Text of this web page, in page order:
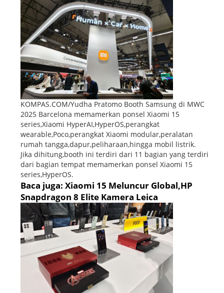
KOMPAS.COM/Yudha Pratomo Booth Samsung di MWC
2025 Barcelona memamerkan ponsel Xiaomi 15
series,Xiaomi HyperAI,HyperOS,perangkat
wearable,Poco,perangkat Xiaomi modular,peralatan
rumah tangga,dapur,peliharaan,hingga mobil listrik.
Jika dihitung,booth ini terdiri dari 11 bagian yang terdiri
dari bagian tempat memamerkan ponsel Xiaomi 15
series,HyperOS.
Baca juga: Xiaomi 15 Meluncur Global,HP
Snapdragon 8 Elite Kamera Leica